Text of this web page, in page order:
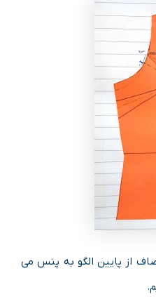
از پایین الگو به پنس می